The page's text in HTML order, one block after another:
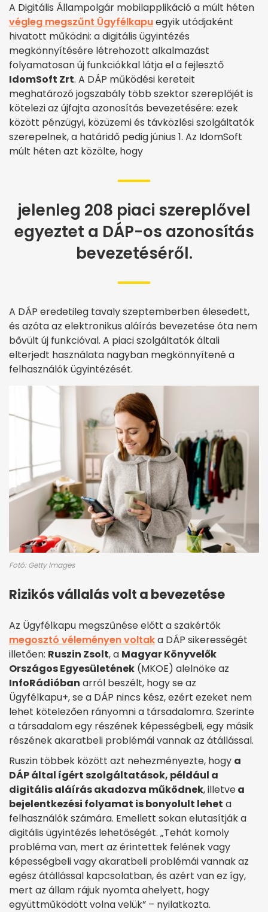
A Digitális Állampolgár mobilapplikáció a múlt héten
végleg megszűnt Ügyfélkapuegyik utódjaként
hivatott működni: a digitális ügyintézés
megkönnyítésére létrehozott alkalmazást
folyamatosan új funkciókkal látja el a fejlesztő
IdomSoft Zrt. A DÁP működési kereteit
meghatározó jogszabály több szektor szereplőjét is
kötelezi az újfajta azonosítás bevezetésére: ezek
között pénzügyi, közüzemi és távközlési szolgáltatók
szerepelnek, a határidő pedig június 1. Az IdomSoft
múlt héten azt közölte, hogy
jelenleg 208 piaci szereplővel
egyeztet a DÁP-os azonosítás
bevezetéséről.
A DÁP eredetileg tavaly szeptemberben élesedett,
és azóta az elektronikus aláírás bevezetése óta nem
bővült új funkcióval. A piaci szolgáltatók általi
elterjedt használata nagyban megkönnyítené a
felhasználók ügyintézését.
Fotó: Getty Images
Rizikós vállalás volt a bevezetése
Az Ügyfélkapu megszűnése előtt a szakértők
megosztó véleményen voltaka DÁP sikerességét
illetően: Ruszin Zsolt, a Magyar Könyvelők
Országos Egyesületének (MKOE) alelnöke az
InfoRádióban arról beszélt, hogy se az
Ügyfélkapu+, se a DÁP nincs kész, ezért ezeket nem
lehet kötelezően rányomni a társadalomra. Szerinte
a társadalom egy részének képességbeli, egy másik
részének akaratbeli problémái vannak az átállással.
Ruszin többek között azt nehezményezte, hogy a
DÁP által ígért szolgáltatások, például a
digitális aláírás akadozva működnek, illetvea
bejelentkezési folyamat is bonyolult lehet a
felhasználók számára. Emellett sokan elutasítják a
digitális ügyintézés lehetőségét. „Tehát komoly
probléma van, mert az érintettek felének vagy
képességbeli vagy akaratbeli problémái vannak az
egész átállással kapcsolatban, és azért van ez így,
mert az állam rájuk nyomta ahelyett, hogy
együttműködött volna velük” – nyilatkozta.